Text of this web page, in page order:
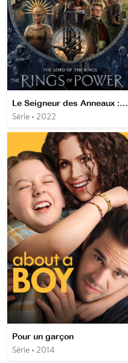
Le Seigneur des Anneaux : les Anneaux de pouvoir
Série • 2022
Pour un garçon
Série • 2014